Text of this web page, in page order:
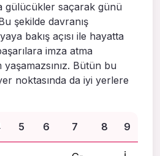
gülücükler saçarak günü
şekilde davranış
bakış açısı ile hayatta
imza atma
Bütün bu
noktasında da iyi yerlere
5 6 7 8 9